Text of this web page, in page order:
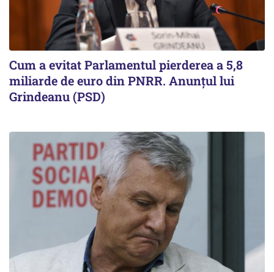
Cum a evitat Parlamentul pierderea a 5,8
miliarde de euro din PNRR. Anunțul lui
Grindeanu (PSD)